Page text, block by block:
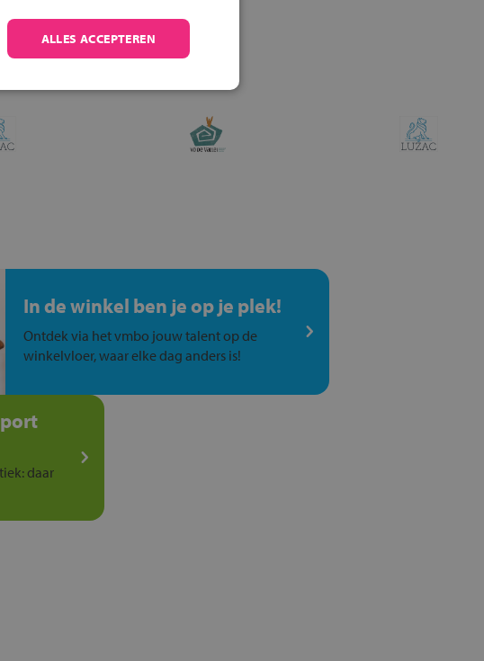
In de winkel ben je op je plek!
Ontdek via het vmbo jouw talent op de
winkelvloer, waar elke dag anders is!
daar
ALLES ACCEPTEREN